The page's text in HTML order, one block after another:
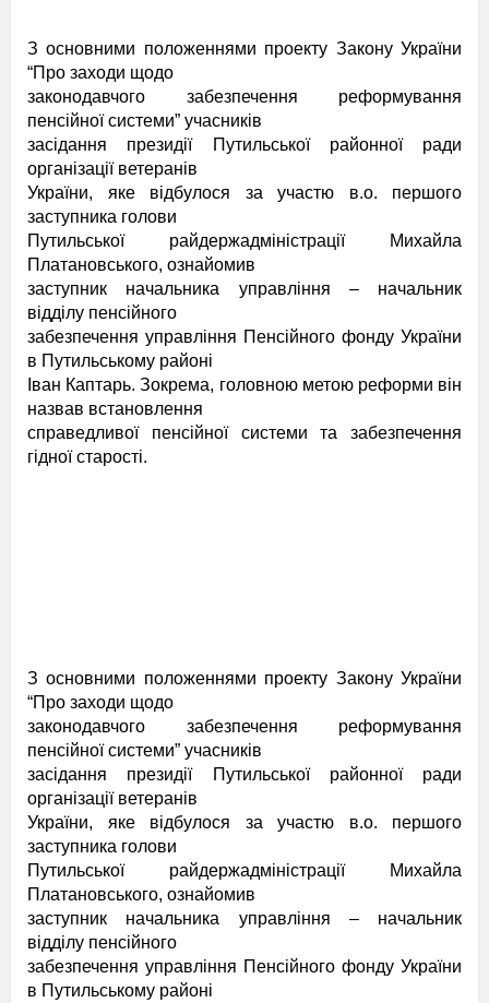
З основними положеннями проекту Закону України
“Про заходи щодо
законодавчого забезпечення реформування
пенсійної системи” учасників
засідання президії Путильської районної ради
організації ветеранів
України, яке відбулося за участю в.о. першого
заступника голови
Путильської райдержадміністрації Михайла
Платановського, ознайомив
заступник начальника управління – начальник
відділу пенсійного
забезпечення управління Пенсійного фонду України
в Путильському районі
Іван Каптарь. Зокрема, головною метою реформи він
назвав встановлення
справедливої пенсійної системи та забезпечення
гідної старості.
З основними положеннями проекту Закону України
“Про заходи щодо
законодавчого забезпечення реформування
пенсійної системи” учасників
засідання президії Путильської районної ради
організації ветеранів
України, яке відбулося за участю в.о. першого
заступника голови
Путильської райдержадміністрації Михайла
Платановського, ознайомив
заступник начальника управління – начальник
відділу пенсійного
забезпечення управління Пенсійного фонду України
в Путильському районі